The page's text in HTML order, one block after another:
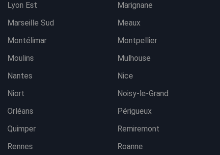
Lyon Est
Marignane
Marseille Sud
Meaux
Montélimar
Montpellier
Moulins
Mulhouse
Nantes
Nice
Niort
Noisy-le-Grand
Orléans
Périgueux
Quimper
Remiremont
Rennes
Roanne